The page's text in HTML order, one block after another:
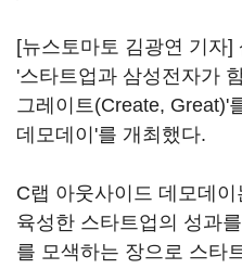
[뉴스토마토 김광연 기자]
'스타트업과 삼성전자가
그레이트(Create, Great)'
데모데이'를 개최했다.
C랩 아웃사이드 데모데
육성한 스타트업의 성과
를 모색하는 장으로 스타